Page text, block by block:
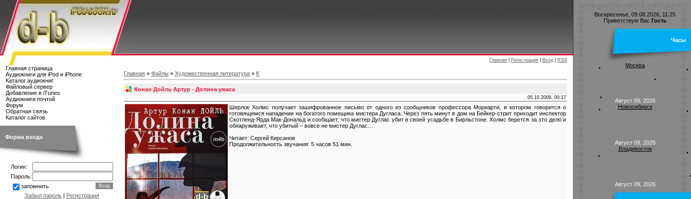
Главная Регистрация Вход RSS
Главная страница
Аудиокниги для iPod и iPhone
Каталог аудиокниг
Файловый сервер
Добавление в iTunes
Аудиокниги почтой
Форум
Обратная связь
Каталог сайтов
Форма входа
Логин:
Пароль:
запомнить
Забыл пароль | Регистрация
Главная » Файлы » Художественная литература » К
Конан Дойль Артур - Долина ужаса
05.10.2009, 00:17
Шерлок Холмс получает зашифрованное письмо от одного из сообщников профессора Мориарти, в котором говорится о
готовящемся нападении на богатого помещика мистера Дугласа. Через пять минут в дом на Бейкер-стрит приходит инспектор
Скотленд-Ярда Мак-Дональд и сообщает, что мистер Дуглас убит в своей усадьбе в Бирльстоне. Холмс берется за это дело и
обнаруживает, что убитый – вовсе не мистер Дуглас…
Читает: Сергей Кирсанов
Продолжительность звучания: 5 часов 51 мин.
Воскресенье, 09.08.2026, 11:25
Приветствую Вас Гость
Часы
Москва
Август 09, 2026
Новосибирск
Август 09, 2026
Владивосток
Август 09, 2026